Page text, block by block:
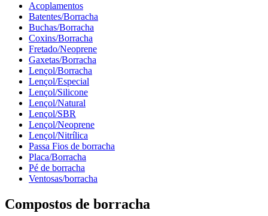
Acoplamentos
Batentes/Borracha
Buchas/Borracha
Coxins/Borracha
Fretado/Neoprene
Gaxetas/Borracha
Lençol/Borracha
Lençol/Especial
Lençol/Silicone
Lençol/Natural
Lençol/SBR
Lençol/Neoprene
Lençol/Nitrílica
Passa Fios de borracha
Placa/Borracha
Pé de borracha
Ventosas/borracha
Compostos de borracha